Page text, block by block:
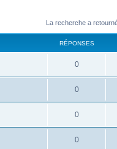
La recherche a
RÉPONSES
0
0
0
0